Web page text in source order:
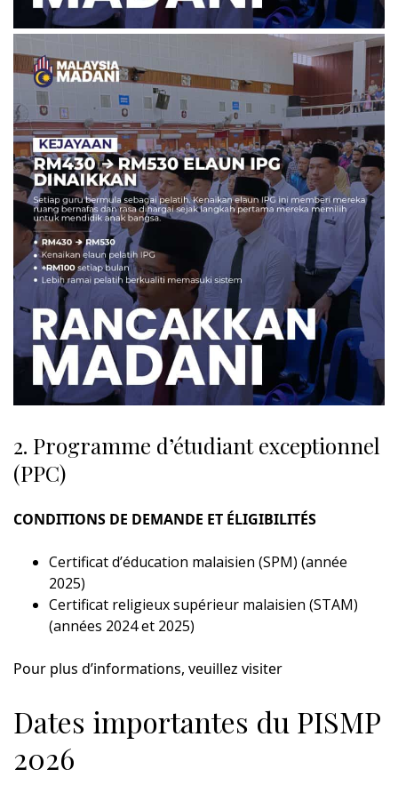
2. Programme d’étudiant exceptionnel
(PPC)
CONDITIONS DE DEMANDE ET ÉLIGIBILITÉS
Certificat d’éducation malaisien (SPM) (année
2025)
Certificat religieux supérieur malaisien (STAM)
(années 2024 et 2025)
Pour plus d’informations, veuillez visiter
Dates importantes du PISMP
2026